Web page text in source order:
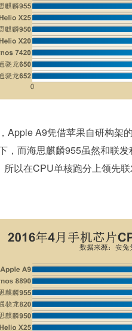
A9凭借苹果自研构架
，而海思麒麟955虽然和联
以在CPU单核跑分上领先联